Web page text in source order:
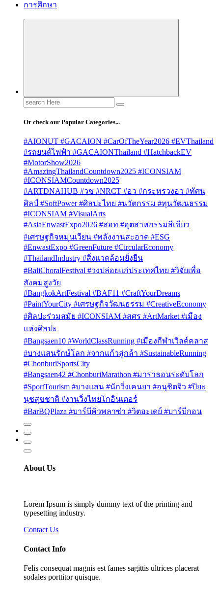
การศึกษา
Search
for:
Or check our Popular Categories...
#AIONUT #GACAION #CarOfTheYear2026 #EVThailand
#รถยนต์ไฟฟ้า #GACAIONThailand #HatchbackEV
#MotorShow2026
#AmazingThailandCountdown2025 #ICONSIAM
#ICONSIAMCountdown2025
#ARTDNAHUB #วช #NRCT #อว #กระทรวงอว #ทัศน
ศิลป์ #SoftPower #ศิลปะไทย #นวัตกรรม #ทุนวัฒนธรรม
#ICONSIAM #VisualArts
#AsiaEnwastExpo2026 #สอท #อุตสาหกรรมสีเขียว
#เศรษฐกิจหมุนเวียน #พลังงานสะอาด #ESG
#EnwastExpo #GreenFuture #CircularEconomy
#ThailandIndustry #สิ่งแวดล้อมยั่งยืน
#BaliChoralFestival #วงปล่อยแก่ประเทศไทย #วิจัยเพื่อ
สังคมสูงวัย
#BangkokArtFestival #BAF11 #CraftYourDreams
#PaintYourCity #เศรษฐกิจวัฒนธรรม #CreativeEconomy
#ศิลปะร่วมสมัย #ICONSIAM #สศร #ArtMarket #เมือง
แห่งศิลปะ
#Bangsaen10 #WorldClassRunning #เมืองกีฬาเวิลด์คลาส
#บางแสนรักษ์โลก #จากแก้วสู่กล้า #SustainableRunning
#ChonburiSportsCity
#Bangsaen42 #ChonburiMarathon #มาราธอนระดับโลก
#SportTourism #บางแสน #นักวิ่งเคนยา #อนุชิตจิว #ปิยะ
นุชสุขชาติ #งานวิ่งไทยโกอินเตอร์
#BarBQPlaza #บาร์บีคิวพลาซ่า #วิตอะเดย์ #บาร์บีกอน
About Us
Lorem Ipsum is simply dummy text of the printing and
typesetting industry.
Contact Us
Contact Info
Felis consequat magnis est fames sagittis ultrices placerat
sodales porttitor quisque.